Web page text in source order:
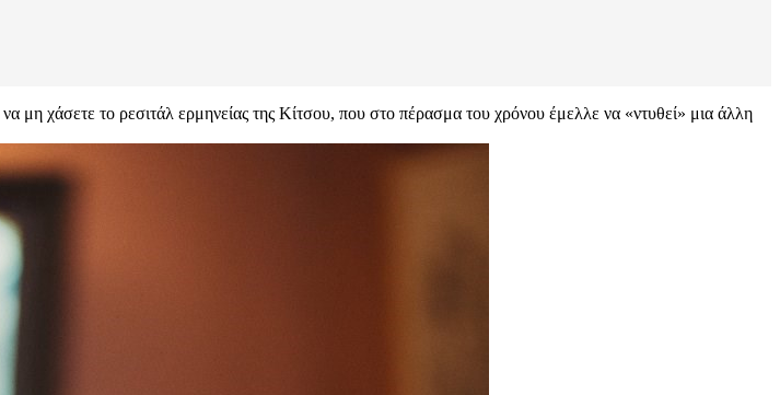
χάσετε το ρεσιτάλ ερμηνείας της Κίτσου, που στο πέρασμα του χρόνου έμελλε να «ντυθεί» μια άλλη